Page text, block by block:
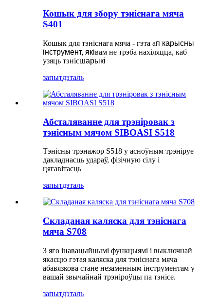
Кошык для збору тэніснага мяча
S401
Кошык для тэніснага мяча - гэта aп карысны
інструмент, яківам не трэба нахіляцца, каб
узяць тэнісшарыкі
запытдэталь
Абсталяванне для трэніровак з
тэнісным мячом SIBOASI S518
Тэнісны трэнажор S518 у асноўным трэніруе
дакладнасць удараў, фізічную сілу і
цягавітасць
запытдэталь
Складаная каляска для тэніснага
мяча S708
З яго інавацыйнымі функцыямі і выключнай
якасцю гэтая каляска для тэніснага мяча
абавязкова стане незаменным інструментам у
вашай звычайнай трэніроўцы па тэнісе.
запытдэталь